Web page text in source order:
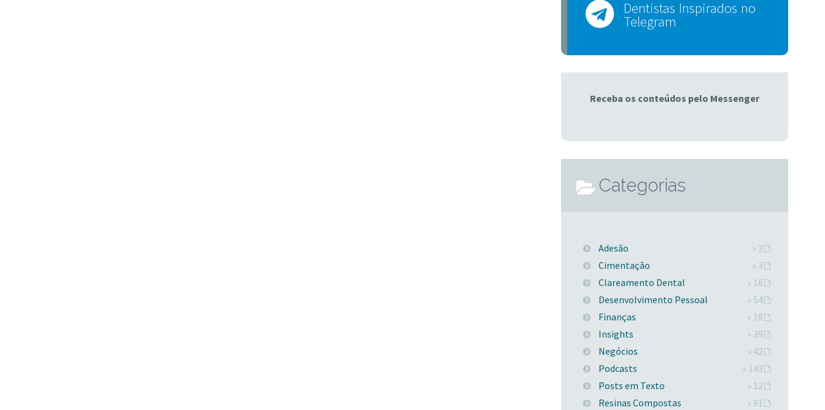
Dentistas Inspirados no
Telegram
Receba os conteúdos pelo Messenger
Categorias
Adesão
» 3
Cimentação
» 3
Clareamento Dental
» 16
Desenvolvimento Pessoal
» 54
Finanças
» 18
Insights
» 39
Negócios
» 42
Podcasts
» 143
Posts em Texto
» 12
Resinas Compostas
» 91